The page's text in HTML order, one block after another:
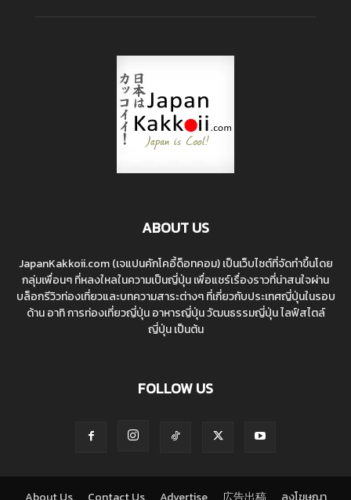
ABOUT US
JapanKakkoii.com (เจแปนคักโคอี้ด็อทคอม) เป็นเว็บไซต์ที่จัดทำขึ้นโดย
กลุ่มเพื่อนๆ ที่หลงใหลในความเป็นญี่ปุ่น เพื่อแชร์เรื่องราวที่น่าสนใจผ่าน
บล็อกรีวิวท่องเที่ยวและบทความสาระต่างๆ ที่เกี่ยวกับประเทศญี่ปุ่นในรอบ
ด้าน อาทิ การท่องเที่ยวญี่ปุ่น อาหารญี่ปุ่น วัฒนธรรมญี่ปุ่น ไลฟ์สไตล์
ญี่ปุ่น เป็นต้น
FOLLOW US